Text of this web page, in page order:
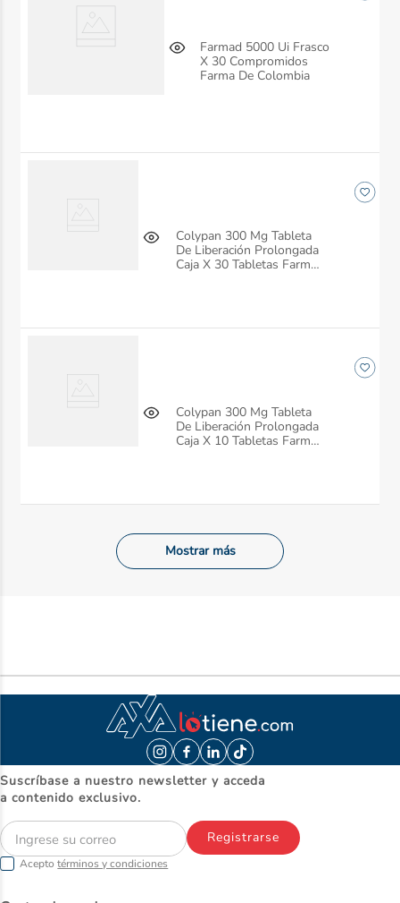
Farmad 5000 Ui Frasco
X 30 Compromidos
Farma De Colombia
Colypan 300 Mg Tableta
De Liberación Prolongada
Caja X 30 Tabletas Farma
Colypan 300 Mg Tableta
De Liberación Prolongada
Caja X 10 Tabletas Farma
Mostrar más
Suscríbase a nuestro newsletter y acceda
a contenido exclusivo.
Aceptotérminos y condiciones
Registrarse